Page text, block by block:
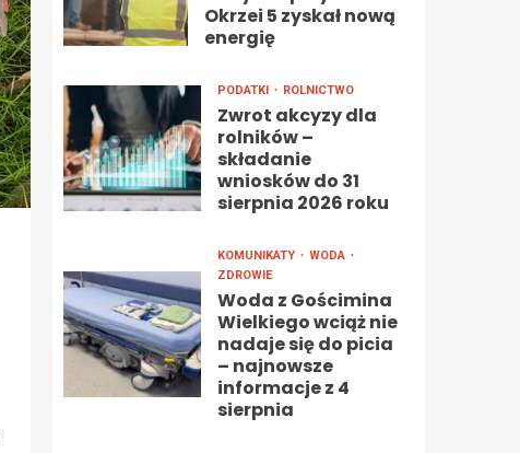
Okrzei 5 zyskał nową
energię
PODATKI ROLNICTWO
Zwrot akcyzy dla
rolników –
składanie
wniosków do 31
sierpnia 2026 roku
KOMUNIKATY
WODA
ZDROWIE
Woda z Gościmina
Wielkiego wciąż nie
nadaje się do picia
– najnowsze
informacje z 4
sierpnia